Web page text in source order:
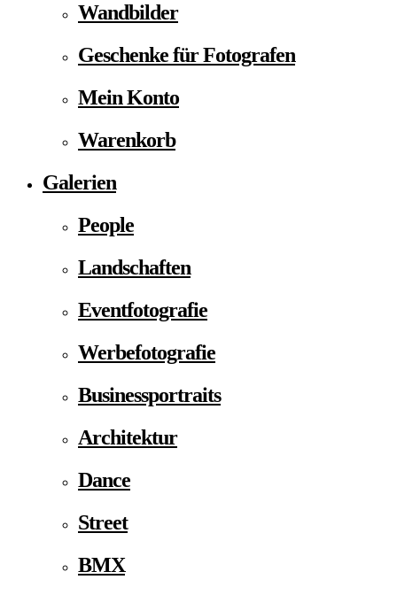
Wandbilder
Geschenke für Fotografen
Mein Konto
Warenkorb
Galerien
People
Landschaften
Eventfotografie
Werbefotografie
Businessportraits
Architektur
Dance
Street
BMX